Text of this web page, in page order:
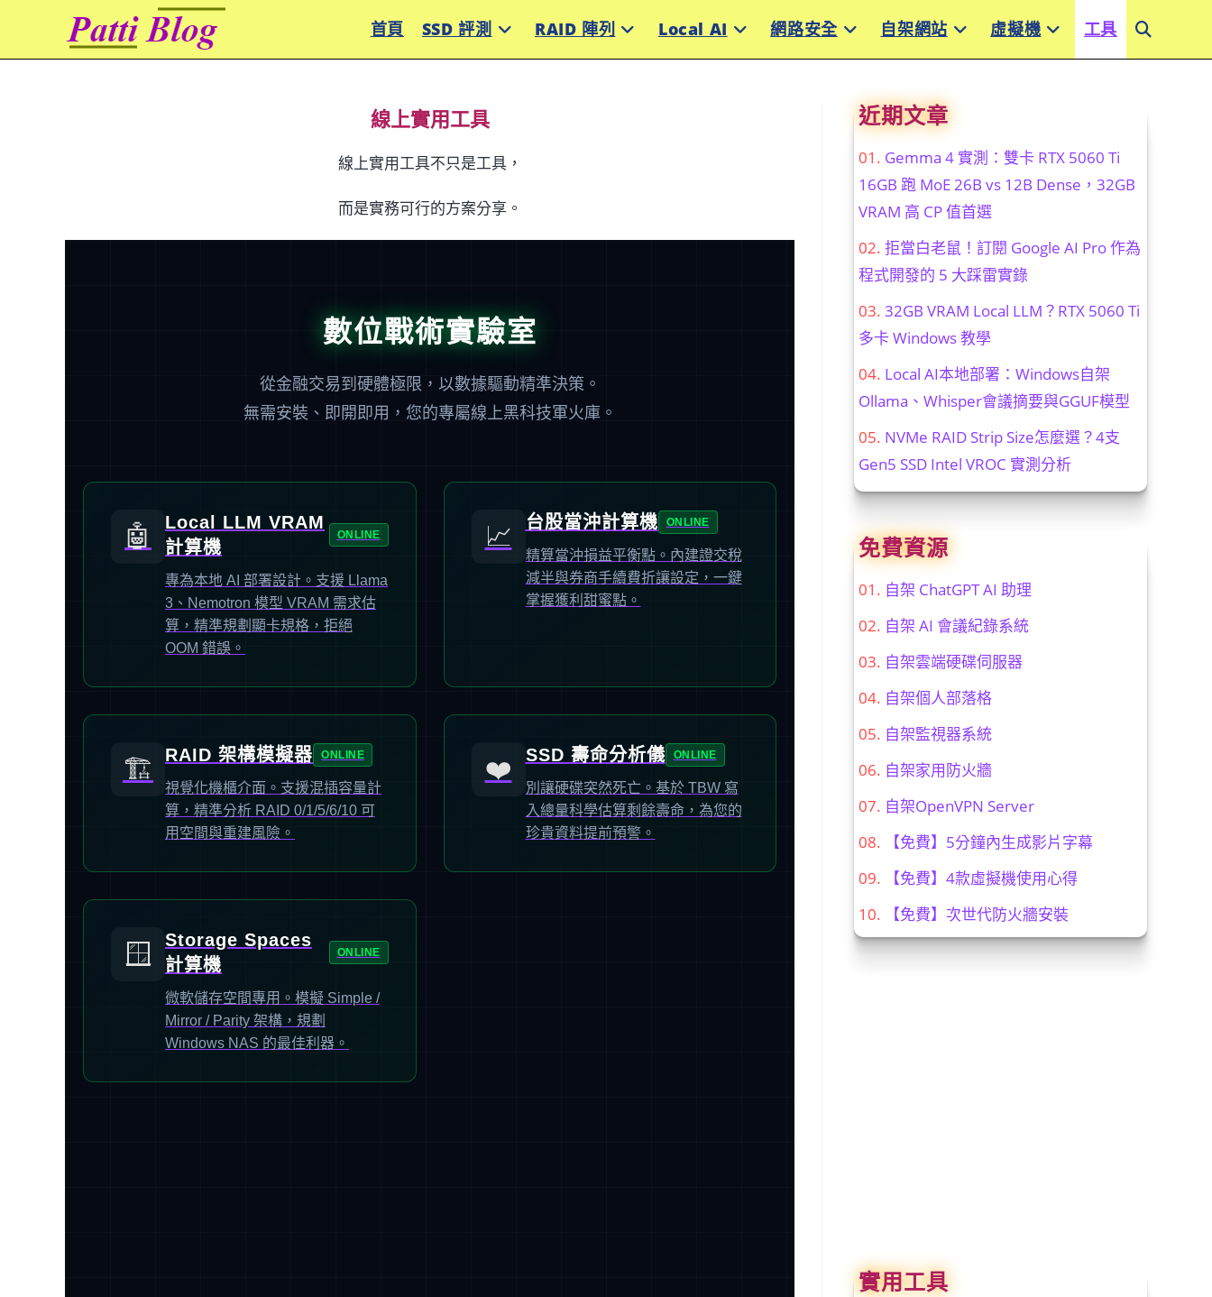
content
首頁 SSD 評測 RAID 陣列 Local AI 網路安全 自架網站 虛擬機 工具 Toggle
線上實用工具
線上實用工具不只是工具，
而是實務可行的方案分享。
數位戰術實驗室
從金融交易到硬體極限，以數據驅動精準決策。
無需安裝、即開即用，您的專屬線上黑科技軍火庫。
🤖
Local LLM VRAM
計算機
ONLINE
專為本地 AI 部署設計。支援 Llama
3、Nemotron 模型 VRAM 需求估
算，精準規劃顯卡規格，拒絕
OOM 錯誤。
📈 台股當沖計算機 ONLINE
精算當沖損益平衡點。內建證交稅
減半與券商手續費折讓設定，一鍵
掌握獲利甜蜜點。
🏗️ RAID 架構模擬器 ONLINE
視覺化機櫃介面。支援混插容量計
算，精準分析 RAID 0/1/5/6/10 可
用空間與重建風險。
❤️ SSD 壽命分析儀 ONLINE
別讓硬碟突然死亡。基於 TBW 寫
入總量科學估算剩餘壽命，為您的
珍貴資料提前預警。
🪟
Storage Spaces
計算機
ONLINE
微軟儲存空間專用。模擬 Simple /
Mirror / Parity 架構，規劃
Windows NAS 的最佳利器。
近期文章
Gemma 4 實測：雙卡 RTX 5060 Ti
16GB 跑 MoE 26B vs 12B Dense，32GB
VRAM 高 CP 值首選
拒當白老鼠！訂閱 Google AI Pro 作為
程式開發的 5 大踩雷實錄
32GB VRAM Local LLM？RTX 5060 Ti
多卡 Windows 教學
Local AI本地部署：Windows自架
Ollama、Whisper會議摘要與GGUF模型
NVMe RAID Strip Size怎麼選？4支
Gen5 SSD Intel VROC 實測分析
免費資源
自架 ChatGPT AI 助理
自架 AI 會議紀錄系統
自架雲端硬碟伺服器
自架個人部落格
自架監視器系統
自架家用防火牆
自架OpenVPN Server
【免費】5分鐘內生成影片字幕
【免費】4款虛擬機使用心得
【免費】次世代防火牆安裝
實用工具